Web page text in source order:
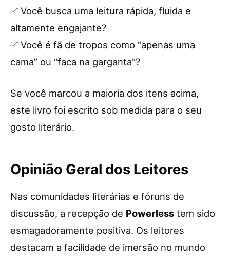
✅ Você busca uma leitura rápida, fluida e
altamente engajante?
✅ Você é fã de tropos como “apenas uma
cama” ou “faca na garganta”?
Se você marcou a maioria dos itens acima,
este livro foi escrito sob medida para o seu
gosto literário.
Opinião Geral dos Leitores
Nas comunidades literárias e fóruns de
discussão, a recepção de Powerless tem sido
esmagadoramente positiva. Os leitores
destacam a facilidade de imersão no mundo